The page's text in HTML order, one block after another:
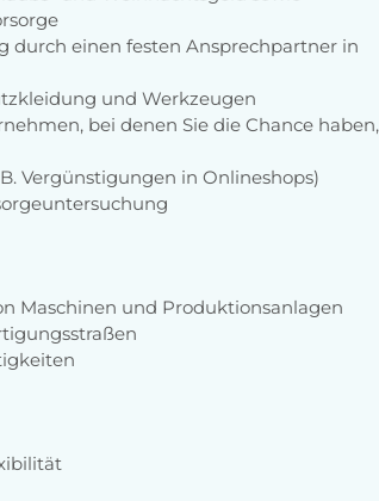
durch einen festen Ansprechpartner in
und Werkzeugen
bei denen Sie die Chance haben,
Vergünstigungen in Onlineshops)
Maschinen und Produktionsanlagen